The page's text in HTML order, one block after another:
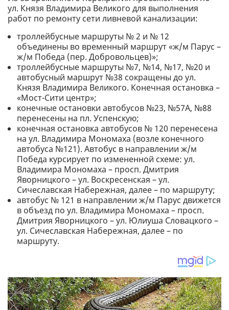
ул. Князя Владимира Великого для выполнения
работ по ремонту сети ливневой канализации:
троллейбусные маршруты № 2 и № 12
объединены во временный маршрут «ж/м Парус –
ж/м Победа (пер. Добровольцев)»;
троллейбусные маршруты №7, №14, №17, №20 и
автобусный маршрут №38 сокращены до ул.
Князя Владимира Великого. Конечная остановка –
«Мост-Сити центр»;
конечные остановки автобусов №23, №57А, №88
перенесены на пл. Успенскую;
конечная остановка автобусов № 120 перенесена
на ул. Владимира Мономаха (возле конечного
автобуса №121). Автобус в направлении ж/м
Победа курсирует по измененной схеме: ул.
Владимира Мономаха – просп. Дмитрия
Яворницкого – ул. Воскресенская – ул.
Сичеславская Набережная, далее – по маршруту;
автобус № 121 в направлении ж/м Парус движется
в объезд по ул. Владимира Мономаха – просп.
Дмитрия Яворницкого – ул. Юлиуша Словацкого –
ул. Сичеславская Набережная, далее – по
маршруту.